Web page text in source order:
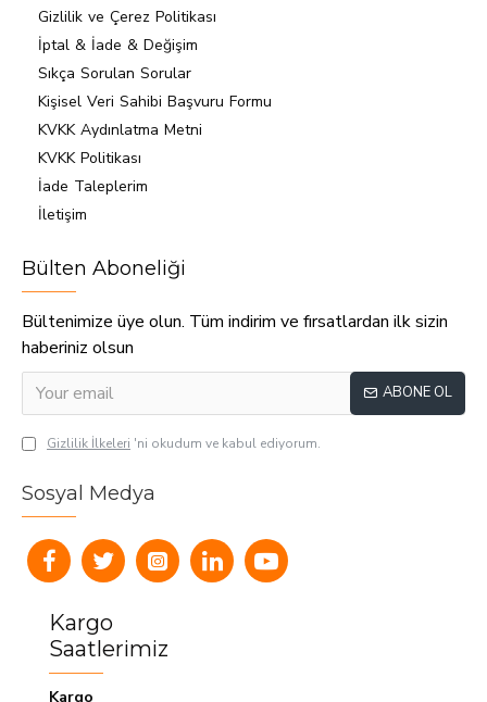
Gizlilik ve Çerez Politikası
İptal & İade & Değişim
Sıkça Sorulan Sorular
Kişisel Veri Sahibi Başvuru Formu
KVKK Aydınlatma Metni
KVKK Politikası
İade Taleplerim
İletişim
Bülten Aboneliği
Bültenimize üye olun. Tüm indirim ve fırsatlardan ilk sizin
haberiniz olsun
ABONE OL
Gizlilik İlkeleri 'ni okudum ve kabul ediyorum.
Sosyal Medya
Kargo
Saatlerimiz
Kargo